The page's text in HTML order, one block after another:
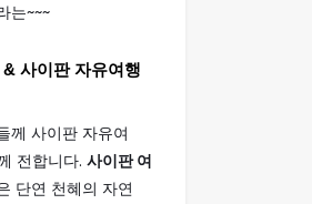
는~~~
& 사이판 자유여행
께 사이판 자유여
전합니다. 사이판 여
단연 천혜의 자연